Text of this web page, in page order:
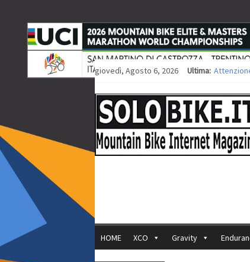
giovedì, Agosto 6, 2026 Ultima:
Europei
35ª
Europei
HOME XCO Gravity